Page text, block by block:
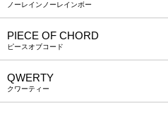
ノーレインノーレインボー
PIECE OF CHORD
ピースオブコード
QWERTY
クワーティー